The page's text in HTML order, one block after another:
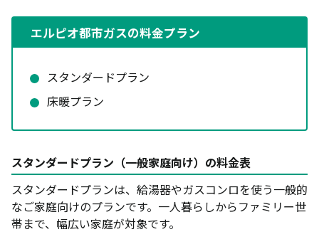
エルピオ都市ガスの料金プラン
スタンダードプラン
床暖プラン
スタンダードプラン（一般家庭向け）の料金表
スタンダードプランは、給湯器やガスコンロを使う一般的
なご家庭向けのプランです。一人暮らしからファミリー世
帯まで、幅広い家庭が対象です。